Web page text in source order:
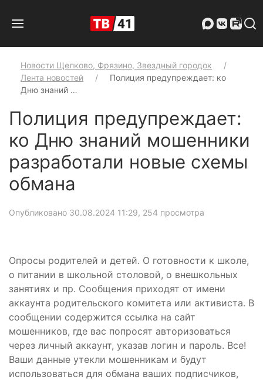
Новости Щелково, Фрязино, Звездный городок
Лента новостей
Полиция предупреждает: ко
Дню знаний …
Полиция предупреждает:
ко Дню знаний мошенники
разработали новые схемы
обмана
Опубликовано 30.08.2024 11:29, 254 просмотра
Опросы родителей и детей. О готовности к школе,
о питании в школьной столовой, о внешкольных
занятиях и пр. Сообщения приходят от имени
аккаунта родительского комитета или активиста. В
сообщении содержится ссылка на сайт
мошенников, где вас попросят авторизоваться
через личный аккаунт, указав логин и пароль. Все!
Ваши данные утекли мошенникам и будут
использоваться для обмана ваших подписчиков,